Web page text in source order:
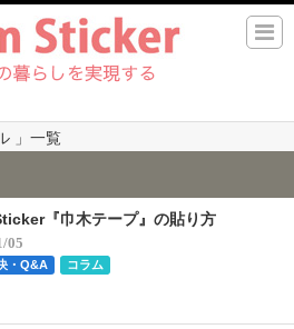
」一覧
『巾木テープ』の貼り方
05
・Q&A コラム